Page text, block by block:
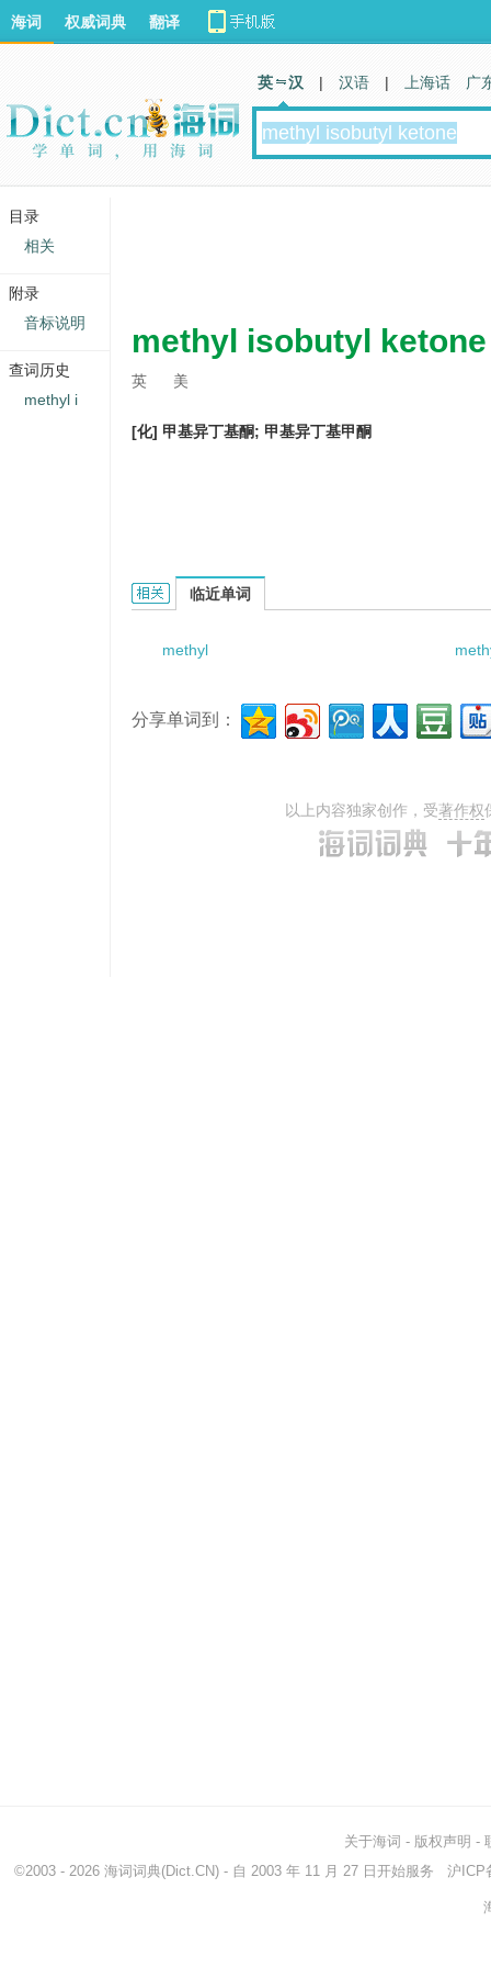
methyl isobutyl ketone
英 美
[化] 甲基异丁基酮; 甲基异丁基甲酮
methyl isobutyl ketone的相关资料：
临近单词
methyl
分享单词到：
以上内容独家创作，受著作权
海词 权威词典 翻译
英 汉 | 汉语 | 上海话 广
关于海词 - 版权声明 -
©2003 - 2026 海词词典(Dict.CN) - 自 2003 年 11 月 27 日开始服务 沪ICP
目录
相关
附录
音标说明
查词历史
methyl i